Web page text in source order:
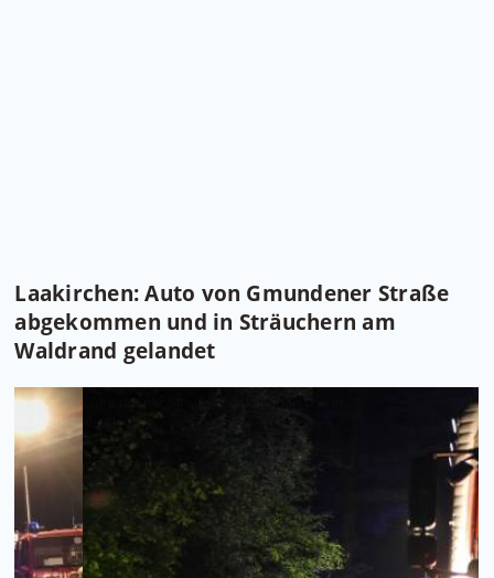
Laakirchen: Auto von Gmundener Straße
abgekommen und in Sträuchern am
Waldrand gelandet
Foto: Matthias Lauber